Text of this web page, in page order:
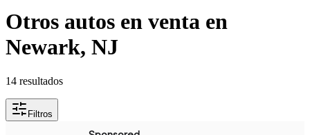
Otros autos en venta en
Newark, NJ
14 resultados
Filtros